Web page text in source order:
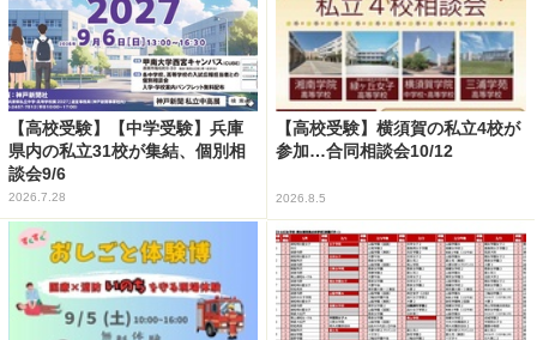
【高校受験】【中学受験】兵庫
県内の私立31校が集結、個別相
談会9/6
2026.7.28
【高校受験】横須賀の私立4校が
参加…合同相談会10/12
2026.8.5